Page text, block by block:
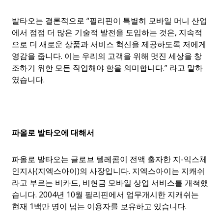
발타오는 결론적으로 “필리핀이 특별히 모바일 머니 산업
에서 점점 더 많은 기술적 발전을 도입하는 것은, 지속적
으로 더 새로운 상품과 서비스 혁신을 제공하도록 저에게
영감을 줍니다. 이는 우리의 고객을 위해 멋진 세상을 창
조하기 위한 모든 작업해야 함을 의미합니다.” 라고 말하
였습니다.
파올로 발타오에 대해서
파올로 발타오는 글로브 텔레콤이 전액 출자한 지-익스체
인지사(지엑스아이)의 사장입니다. 지엑스아이는 지캐쉬
라고 부르는 비카드, 비현금 모바일 상업 서비스를 개척했
습니다. 2004년 10월 필리핀에서 업무개시한 지캐쉬는
현재 1백만 명이 넘는 이용자를 보유하고 있습니다.